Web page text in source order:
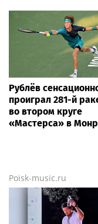
Рублёв
проиграл 281-й
во втором круге
«Мастерса» в
Poisk-music.ru